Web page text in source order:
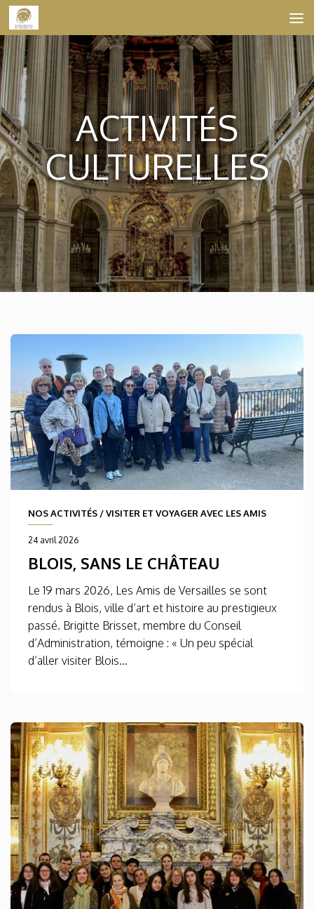
Skip to content
ACTIVITÉS
CULTURELLES
NOS ACTIVITÉS /VISITER ET VOYAGER AVEC LES AMIS
24 avril 2026
BLOIS, SANS LE CHÂTEAU
Le 19 mars 2026, Les Amis de Versailles se sont
rendus à Blois, ville d’art et histoire au prestigieux
passé. Brigitte Brisset, membre du Conseil
d’Administration, témoigne : « Un peu spécial
d’aller visiter Blois...